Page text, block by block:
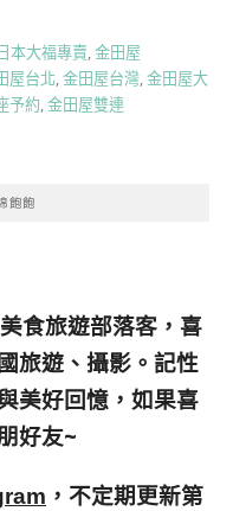
本大福專賣,金田屋
屋台北,金田屋台灣,金田屋大
予約,金田屋雙連
飽飽
食旅遊部落客， 喜
旅遊、攝影。 記性
美好回憶， 如果喜
好友~
，不定期更新第